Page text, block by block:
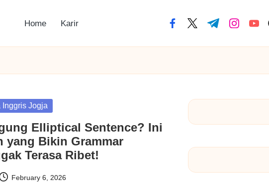
Home Karir
Inggris Jogja
Elliptical Sentence? Ini
yang Bikin Grammar
Terasa Ribet!
February 6, 2026